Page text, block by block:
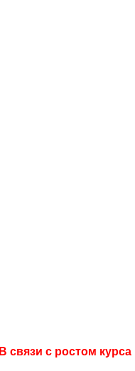
В связи с ростом